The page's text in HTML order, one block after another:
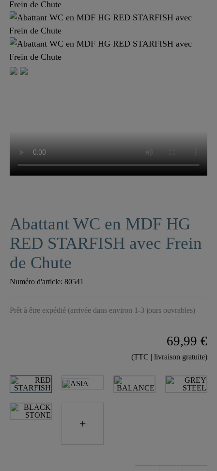
Abattant WC en MDF HG
RED STARFISH avec Frein
de Chute
Numéro d'article: 80541
Prêt à être expédié (arrivée dans environ 1-3 jours ouvrables)
69,99 €
(TTC | livraison gratuite)